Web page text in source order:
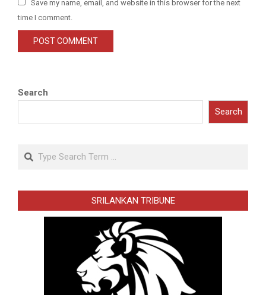
Save my name, email, and website in this browser for the next
time I comment.
Search
Search
Search
SRILANKAN TRIBUNE